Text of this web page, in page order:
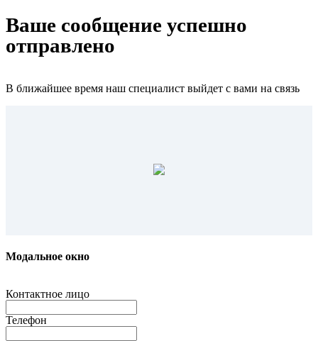
Ваше сообщение успешно
отправлено
В ближайшее время наш специалист выйдет с вами на связь
Модальное окно
Контактное лицо
Телефон